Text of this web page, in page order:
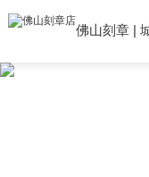
佛山刻章|